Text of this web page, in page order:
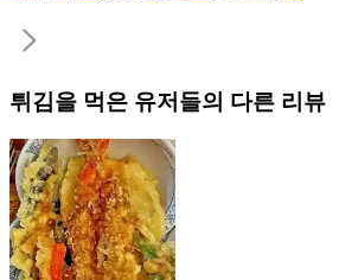
튀김을 먹은 유저들의 다른 리뷰